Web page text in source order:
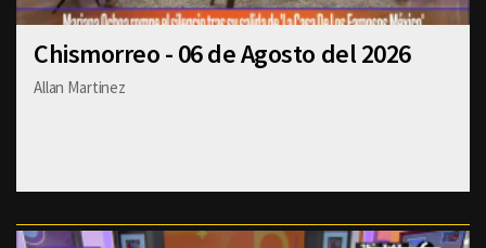
Chismorreo - 06 de Agosto del 2026
Allan Martinez